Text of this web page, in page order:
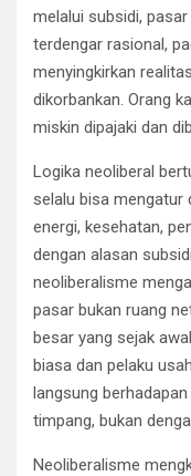
melalui subsidi, pasar
terdengar rasional,
menyingkirkan
dikorbankan. Orang
miskin dipajaki dan
Logika neoliberal
selalu bisa mengatur
energi, kesehatan,
dengan alasan
neoliberalisme
pasar bukan ruang
besar yang sejak
biasa dan pelaku
langsung
timpang, bukan
Neoliberalisme